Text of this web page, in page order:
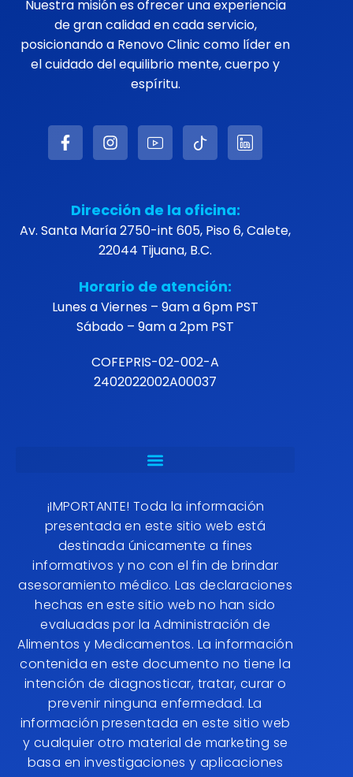
Nuestra misión es ofrecer una experiencia
de gran calidad en cada servicio,
posicionando a Renovo Clinic como líder en
el cuidado del equilibrio mente, cuerpo y
espíritu.
Dirección de la oficina:
Av. Santa María 2750-int 605, Piso 6, Calete,
22044 Tijuana, B.C.
Horario de atención:
Lunes a Viernes – 9am a 6pm PST
Sábado – 9am a 2pm PST
COFEPRIS-02-002-A
2402022002A00037
¡IMPORTANTE! Toda la información
presentada en este sitio web está
destinada únicamente a fines
informativos y no con el fin de brindar
asesoramiento médico. Las declaraciones
hechas en este sitio web no han sido
evaluadas por la Administración de
Alimentos y Medicamentos. La información
contenida en este documento no tiene la
intención de diagnosticar, tratar, curar o
prevenir ninguna enfermedad. La
información presentada en este sitio web
y cualquier otro material de marketing se
basa en investigaciones y aplicaciones